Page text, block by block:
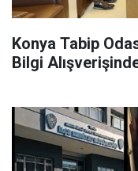
Konya Tabip Odası, Başkan
Bilgi